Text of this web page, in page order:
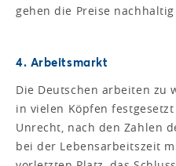
gehen die Preise
4. Arbeitsmarkt
Die Deutschen arbeiten zu
in vielen Köpfen
Unrecht, nach den Zahlen
bei der Lebensarbeitszeit